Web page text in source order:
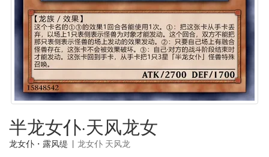
半龙女仆·天风龙女
龙女仆・露风缇 | 龙女仆 天风龙